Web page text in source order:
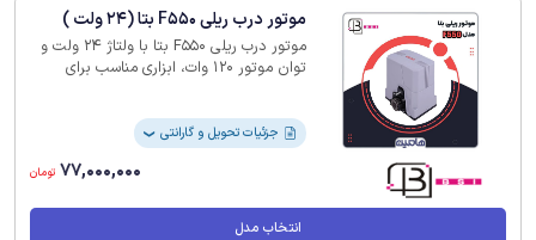
موتور درب ریلی F550 بتا (24 ولت )
موتور درب ریلی‎ F550 ‎بتا با ولتاژ 24 ولت و
توان موتور 120 وات، ابزاری مناسب برای
جزئیات تحویل و گارانتی ❯
77,000,000 تومان
انتخاب مدل